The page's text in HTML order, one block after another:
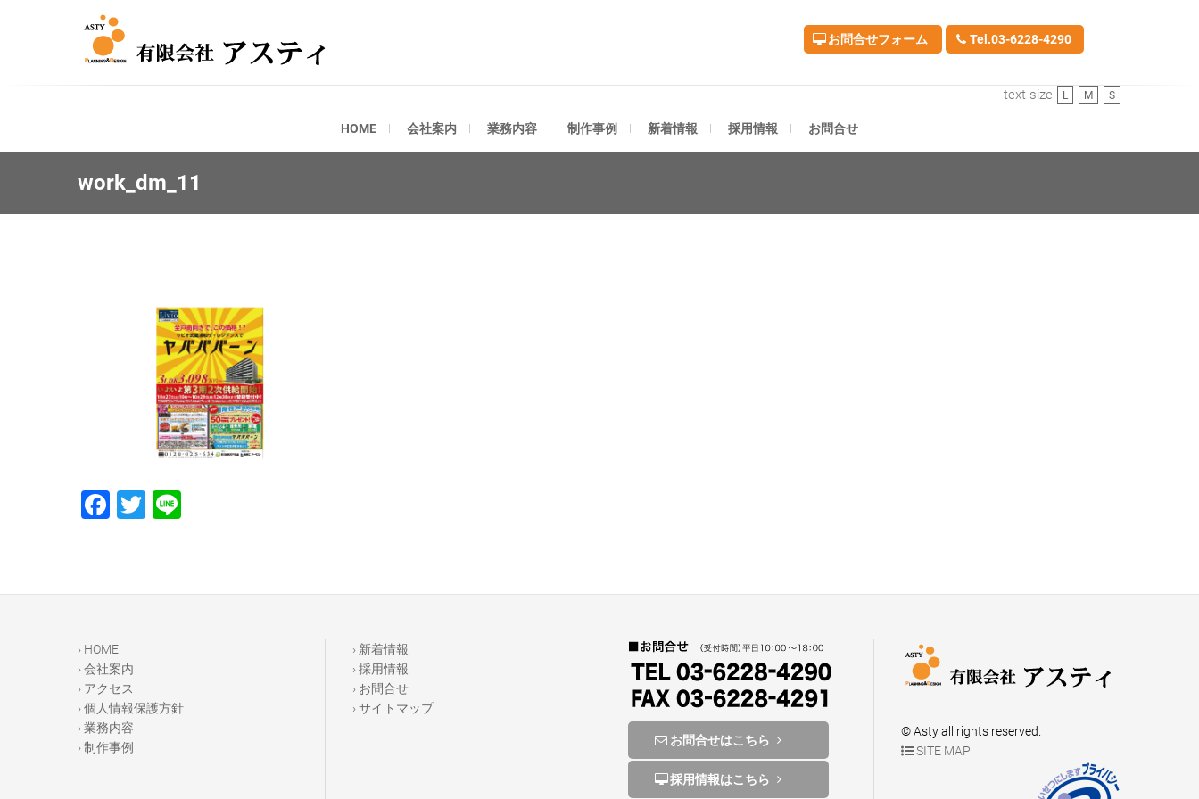
ASTY
Tel.03-6228-4290
お問合せフォーム
text size L M S
HOME 会社案内 業務内容 制作事例 新着情報 採用情報 お問合せ
work_dm_11
F
e
o
o
k
T
er
› HOME
› 会社案内
› アクセス
› 個人情報保護方針
› 業務内容
› 制作事例
› 新着情報
› 採用情報
› お問合せ
› サイトマップ
お問合せはこちら
採用情報はこちら
© Asty all rights reserved.
SITE MAP